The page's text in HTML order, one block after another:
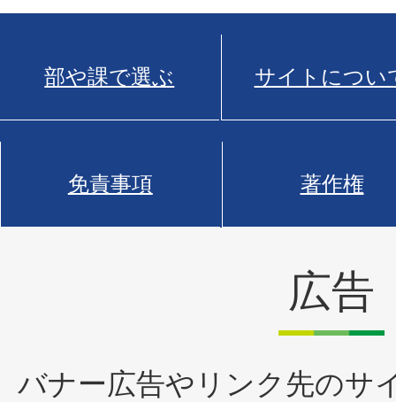
部や課で選ぶ サイトについ
免責事項 著作権
広告
バナー広告やリンク先のサ